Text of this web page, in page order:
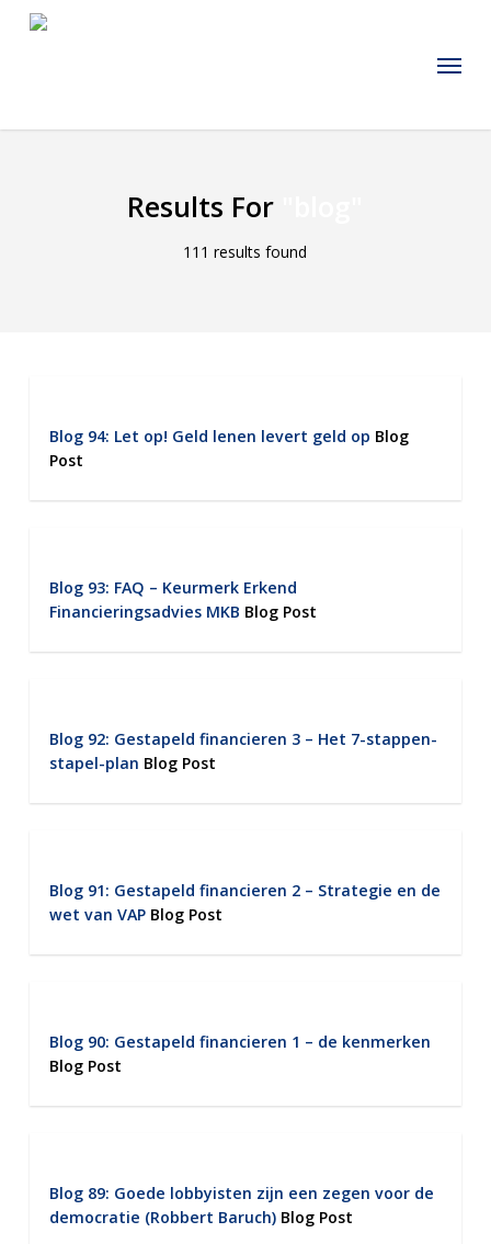
Menu
Results For
111 results found
Blog 94: Let op! Geld lenen levert geld op Blog
Post
Blog 93: FAQ – Keurmerk Erkend
Financieringsadvies MKB Blog Post
Blog 92: Gestapeld financieren 3 – Het 7-stappen-
stapel-plan Blog Post
Blog 91: Gestapeld financieren 2 – Strategie en de
wet van VAP Blog Post
Blog 90: Gestapeld financieren 1 – de kenmerken
Blog Post
Blog 89: Goede lobbyisten zijn een zegen voor de
democratie (Robbert Baruch) Blog Post